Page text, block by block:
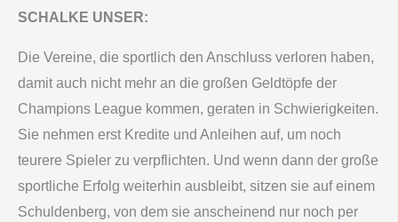
SCHALKE UNSER:
Die Vereine, die sportlich den Anschluss verloren haben,
damit auch nicht mehr an die großen Geldtöpfe der
Champions League kommen, geraten in Schwierigkeiten.
Sie nehmen erst Kredite und Anleihen auf, um noch
teurere Spieler zu verpflichten. Und wenn dann der große
sportliche Erfolg weiterhin ausbleibt, sitzen sie auf einem
Schuldenberg, von dem sie anscheinend nur noch per